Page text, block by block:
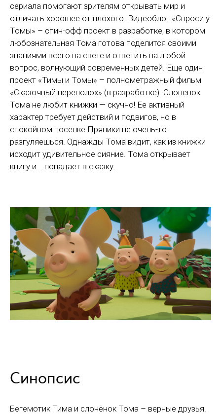
сериала помогают зрителям открывать мир и
отличать хорошее от плохого. Видеоблог «Спроси у
Томы» – спин-офф проект в разработке, в котором
любознательная Тома готова поделится своими
знаниями всего на свете и ответить на любой
вопрос, волнующий современных детей. Еще один
проект «Тимы и Томы» – полнометражный фильм
«Сказочный переполох» (в разработке). Слоненок
Тома не любит книжки — скучно! Ее активный
характер требует действий и подвигов, но в
спокойном поселке Пряники не очень-то
разгуляешься. Однажды Тома видит, как из книжки
исходит удивительное сияние. Тома открывает
книгу и... попадает в сказку.
Синопсис
Бегемотик Тима и слонёнок Тома – верные друзья.